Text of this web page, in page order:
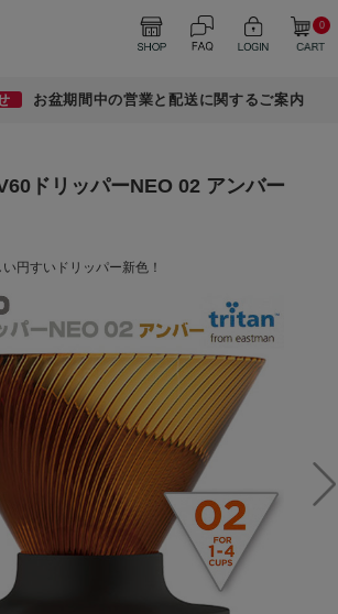
0
お盆期間中の営業と配送に関するご案内
ドリッパーNEO 02 アンバー
円すいドリッパー新色！